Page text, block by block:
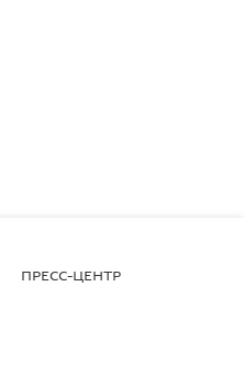
ПРЕСС-ЦЕНТР